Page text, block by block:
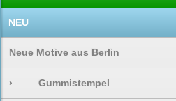
NEU
Neue Motive aus Berlin
› Gummistempel